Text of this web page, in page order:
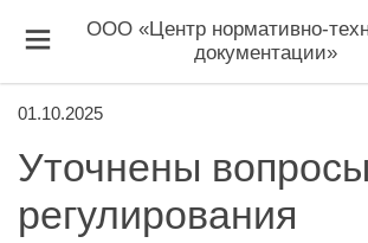
ООО «Центр нормативно-
документации»
01.10.2025
Уточнены вопросы
регулирования